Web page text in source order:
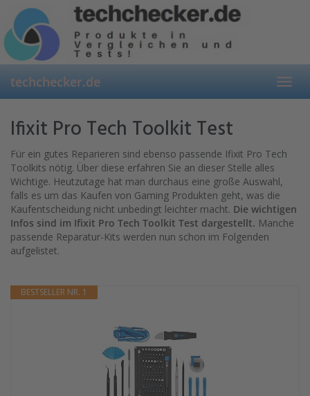
main
content
techchecker.de
Ifixit Pro Tech Toolkit Test
Für ein gutes Reparieren sind ebenso passende Ifixit Pro Tech
Toolkits nötig. Über diese erfahren Sie an dieser Stelle alles
Wichtige. Heutzutage hat man durchaus eine große Auswahl,
falls es um das Kaufen von Gaming Produkten geht, was die
Kaufentscheidung nicht unbedingt leichter macht. Die wichtigen
Infos sind im Ifixit Pro Tech Toolkit Test dargestellt. Manche
passende Reparatur-Kits werden nun schon im Folgenden
aufgelistet.
BESTSELLER NR. 1